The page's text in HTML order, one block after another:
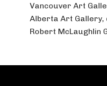
Vancouver Art
Alberta Art Gallery,
Robert McLaughlin